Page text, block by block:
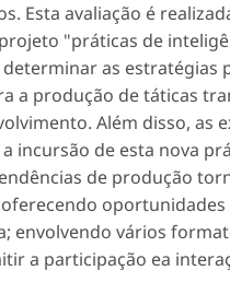
Esta avaliação é
"práticas de
as estratégias
a produção de táticas
Além disso, as
incursão de esta nova
de produção
envolvendo vários
a participação ea